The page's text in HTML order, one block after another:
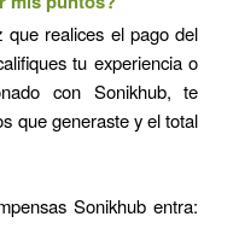
que realices el pago del
tu experiencia o
con Sonikhub, te
que generaste y el total
Sonikhub entra: